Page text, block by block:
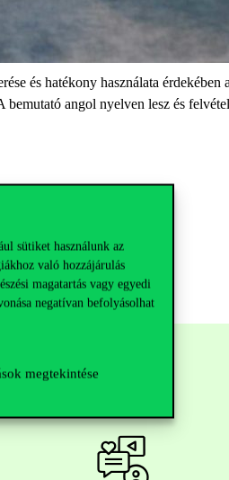
sütiket használunk az
való hozzájárulás
magatartás vagy egyedi
negatívan befolyásolhat
megtekintése
és hatékony használata
angol nyelven lesz és